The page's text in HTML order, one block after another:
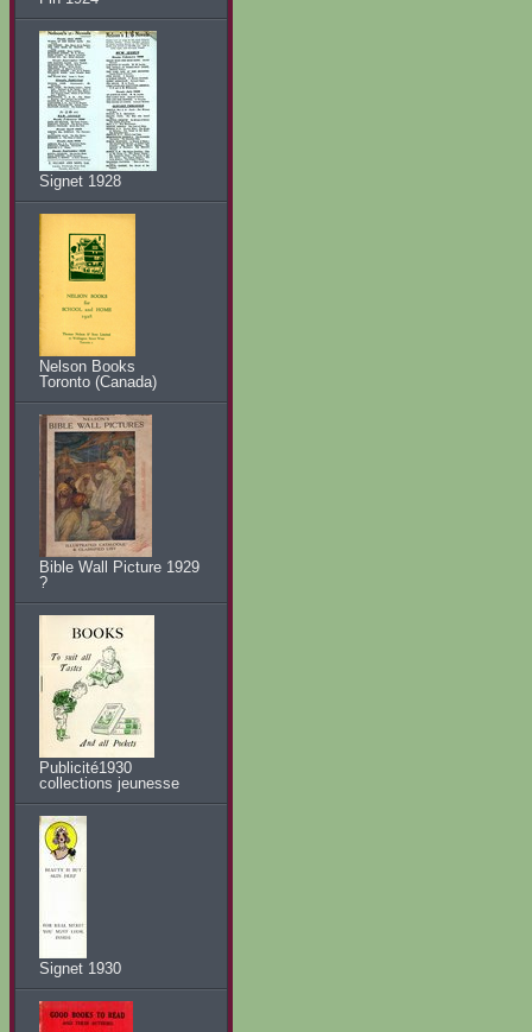
Signet 1928
Nelson Books
Toronto (Canada)
Bible Wall Picture 1929
?
Publicité1930
collections jeunesse
Signet 1930